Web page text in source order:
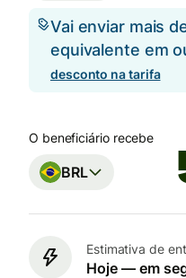
Vai enviar mais
equivalente em
desconto na tarifa
O beneficiário recebe
BRL
Estimativa de
Hoje — em